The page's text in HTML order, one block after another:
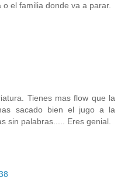
el familia donde va a parar.
Tienes mas flow que la
sacado bien el jugo a la
sin palabras..... Eres genial.